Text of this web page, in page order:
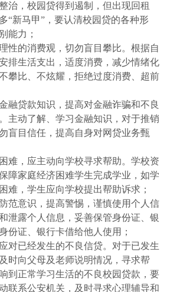
治，校园贷得到遏制，但出现回租
“新马甲”，要认清校园贷的各种形
能力；
性的消费观，切勿盲目攀比。根据自
排生活支出，适度消费，减少情绪化
攀比、不炫耀，拒绝过度消费、超前
融贷款知识，提高对金融诈骗和不良
主动了解、学习金融知识，对于推销
盲目信任，提高自身对网贷业务甄
难，应主动向学校寻求帮助。学校资
障家庭经济困难学生完成学业，如学
难，学生应向学校提出帮助诉求；
范意识，提高警惕，谨慎使用个人信
泄露个人信息，妥善保管身份证、银
份证、银行卡借给他人使用；
对已经发生的不良信贷。对于已发生
时向父母及老师说明情况，寻求帮
到正常学习生活的不良校园贷款，要
联系公安机关，及时寻求心理辅导和